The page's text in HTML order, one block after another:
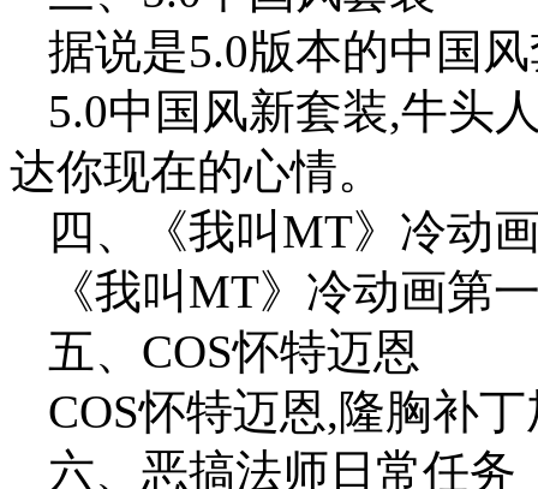
据说是5.0版本的中国
5.0中国风新套装,牛头
达你现在的心情。
四、《我叫MT》冷动
《我叫MT》冷动画第
五、COS怀特迈恩
COS怀特迈恩,隆胸补
六、恶搞法师日常任务